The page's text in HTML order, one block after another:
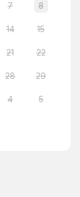
7 8
14 15
21 22
28 29
4 5